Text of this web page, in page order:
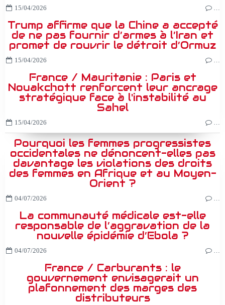
15/04/2026 …
Trump affirme que la Chine a accepté
de ne pas fournir d’armes à l’Iran et
promet de rouvrir le détroit d’Ormuz
15/04/2026 …
France / Mauritanie : Paris et
Nouakchott renforcent leur ancrage
stratégique face à l'instabilité au
Sahel
15/04/2026 …
Pourquoi les femmes progressistes
occidentales ne dénoncent-elles pas
davantage les violations des droits
des femmes en Afrique et au Moyen-
Orient ?
04/07/2026 …
La communauté médicale est-elle
responsable de l’aggravation de la
nouvelle épidémie d’Ebola ?
04/07/2026 …
France / Carburants : le
gouvernement envisagerait un
plafonnement des marges des
distributeurs